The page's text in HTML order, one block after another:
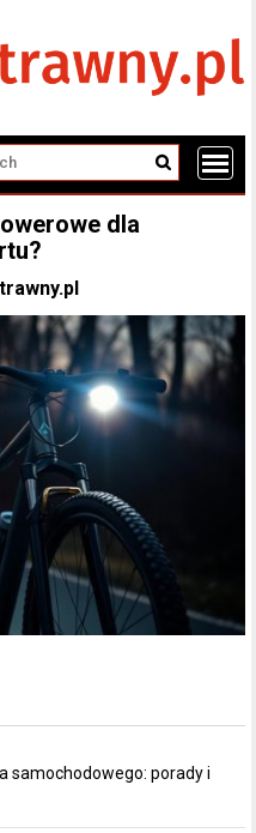
dla
samochodowego: porady i